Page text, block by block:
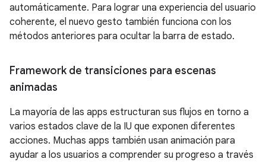
automáticamente. Para lograr una experiencia del usuario
coherente, el nuevo gesto también funciona con los
métodos anteriores para ocultar la barra de estado.
Framework de transiciones para escenas
animadas
La mayoría de las apps estructuran sus flujos en torno a
varios estados clave de la IU que exponen diferentes
acciones. Muchas apps también usan animación para
ayudar a los usuarios a comprender su progreso a través